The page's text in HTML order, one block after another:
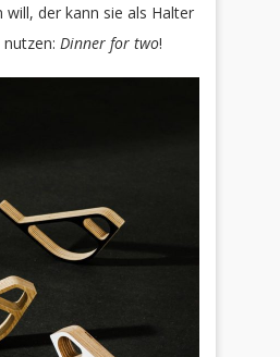
will, der kann sie als Halter
Dinner for two!